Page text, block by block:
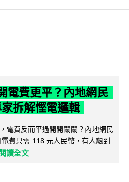
電費更平？內地網民
拆解慳電邏輯
電費反而平過開開關關？內地網民
費只需 118 元人民幣，有人飆到
讀全文